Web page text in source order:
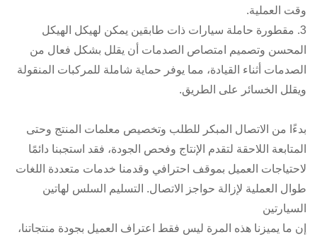
وقت العملية.
3. مقطورة حاملة سيارات ذات طابقين يمكن لهيكل الهيكل
المحسن وتصميم امتصاص الصدمات أن يقلل بشكل فعال من
الصدمات أثناء القيادة، مما يوفر حماية شاملة للمركبات المنقولة
ويقلل الخسائر على الطريق.
بدءًا من الاتصال المبكر للطلب وتخصيص معلمات المنتج وحتى
المتابعة اللاحقة لتقدم الإنتاج وفحص الجودة، فقد استجبنا دائمًا
لاحتياجات العميل بموقف احترافي وقدمنا ​​خدمات متعددة اللغات
طوال العملية لإزالة حواجز الاتصال. التسليم السلس لهاتين
السيارتين
إن ما يميزنا هذه المرة ليس فقط اعتراف العميل بجودة منتجاتنا،